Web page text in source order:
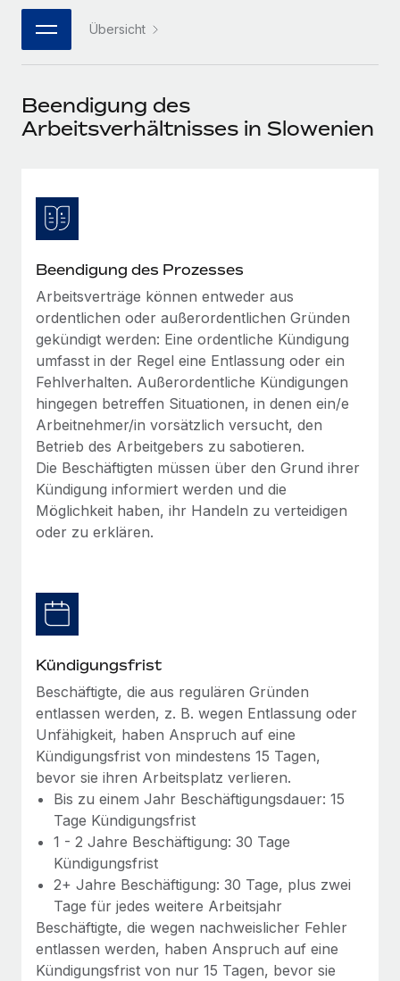
MCP
Integrationen
Tools
Frag unsere Expert:innen
Hilfe von Expert:innen für globale HR & Compliance
Einfacheres Bewerber:innen-Screening
Compliance Watchtower
Lückenlose Compliance
Geräteverwaltung
Globale Bereitstellung und Verfolgung von IT-
Geräten
Gründung von Niederlassungen
Schnelle, rechtssichere Gründung von
Niederlassungen
Benefits
Mühelose Verwaltung von Benefits
PARTNER WERDEN
Flexible Einbettung von Global-HR-Funktionen in deine
Partner werden
Beratung zu Integrationen und KI-Automatisierung
So hat der KI-Vorreiter Weaviate sein Team mit
Remote um 120 % vergrößert
Weaviate auf einen Blick Weaviate entwickelt KI-basierte
Open-Source-Infrastrukturen. Das...
Mehr erfahren
Strategische Partnerschaft zwischen
Reverse Tech und Remote für Contractor
Management und Payroll
Reverse Tech auf einen Blick Das Gesundheits- und
Bibliothek für Stellenbeschreibungen
Webinare
Events
Newsroom
Insights Center
Alle Ressourcen anzeigen
BLOG
Globale Payroll
EOR und PEO
Contractor Management
Den Blog erkunden
Gusto und Zero und Contractor Management
aller Größen dabei unterstützen, die beste...
Mehr erfahren
Wie Phiture 55 Mitarbeiter:innen in 19 Ländern
mit Remote verwaltet
Phiture ist der unumstrittene Marktführer im Bereich der
Wachstumsberatung für mobile Apps. Das...
Mehr erfahren
한국어 Übersicht
Beendigung des
Arbeitsverhältnisses in Slowenien
Beendigung des Prozesses
Arbeitsverträge können entweder aus
ordentlichen oder außerordentlichen Gründen
gekündigt werden: Eine ordentliche Kündigung
umfasst in der Regel eine Entlassung oder ein
Fehlverhalten. Außerordentliche Kündigungen
hingegen betreffen Situationen, in denen ein/e
Arbeitnehmer/in vorsätzlich versucht, den
Betrieb des Arbeitgebers zu sabotieren.
Die Beschäftigten müssen über den Grund ihrer
Kündigung informiert werden und die
Möglichkeit haben, ihr Handeln zu verteidigen
oder zu erklären.
Kündigungsfrist
Beschäftigte, die aus regulären Gründen
entlassen werden, z. B. wegen Entlassung oder
Unfähigkeit, haben Anspruch auf eine
Kündigungsfrist von mindestens 15 Tagen,
bevor sie ihren Arbeitsplatz verlieren.
Bis zu einem Jahr Beschäftigungsdauer: 15
Tage Kündigungsfrist
1 - 2 Jahre Beschäftigung: 30 Tage
Kündigungsfrist
2+ Jahre Beschäftigung: 30 Tage, plus zwei
Tage für jedes weitere Arbeitsjahr
Beschäftigte, die wegen nachweislicher Fehler
entlassen werden, haben Anspruch auf eine
Kündigungsfrist von nur 15 Tagen, bevor sie